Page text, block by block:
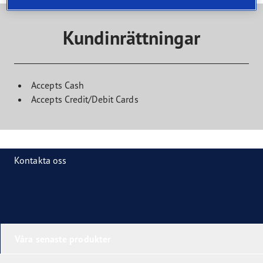
Kundinrättningar
Accepts Cash
Accepts Credit/Debit Cards
Kontakta oss